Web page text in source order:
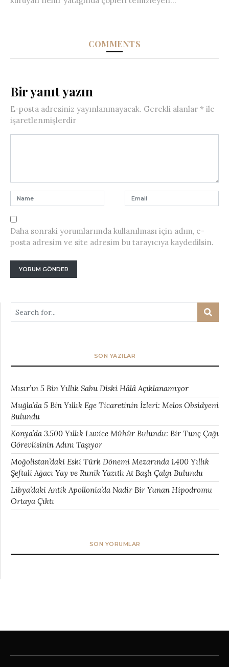
COMMENTS
Bir yanıt yazın
E-posta adresiniz yayınlanmayacak. Gerekli alanlar * ile
işaretlenmişlerdir
Daha sonraki yorumlarımda kullanılması için adım, e-
posta adresim ve site adresim bu tarayıcıya kaydedilsin.
SON YAZILAR
Mısır’ın 5 Bin Yıllık Sabu Diski Hâlâ Açıklanamıyor
Muğla’da 5 Bin Yıllık Ege Ticaretinin İzleri: Melos Obsidyeni
Bulundu
Konya’da 3.500 Yıllık Luvice Mühür Bulundu: Bir Tunç Çağı
Görevlisinin Adını Taşıyor
Moğolistan’daki Eski Türk Dönemi Mezarında 1.400 Yıllık
Şeftali Ağacı Yay ve Runik Yazıtlı At Başlı Çalgı Bulundu
Libya’daki Antik Apollonia’da Nadir Bir Yunan Hipodromu
Ortaya Çıktı
SON YORUMLAR